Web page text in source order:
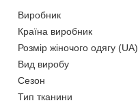
Виробник
Країна виробник
Розмір жіночого одягу (UA)
Вид виробу
Сезон
Тип тканини